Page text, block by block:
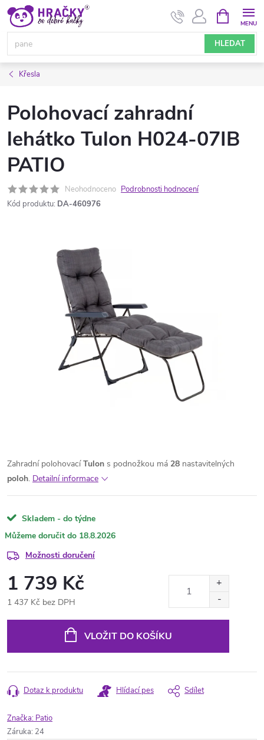
Přejít
obsah
HLEDAT
NÁKUPNÍ
KOŠÍK
Křesla
Polohovací zahradní
lehátko Tulon H024-07IB
PATIO
Neohodnoceno Podrobnosti hodnocení
Kód produktu: DA-460976
Zahradní polohovacíTulon s podnožkou má 28 nastavitelných
poloh. Detailní informace
Skladem - do týdne
18.8.2026
Možnosti doručení
1 739 Kč
1 437 Kč bez DPH
VLOŽIT DO KOŠÍKU
Dotaz k produktu Hlídací pes Sdílet
Značka: Patio
Záruka: 24